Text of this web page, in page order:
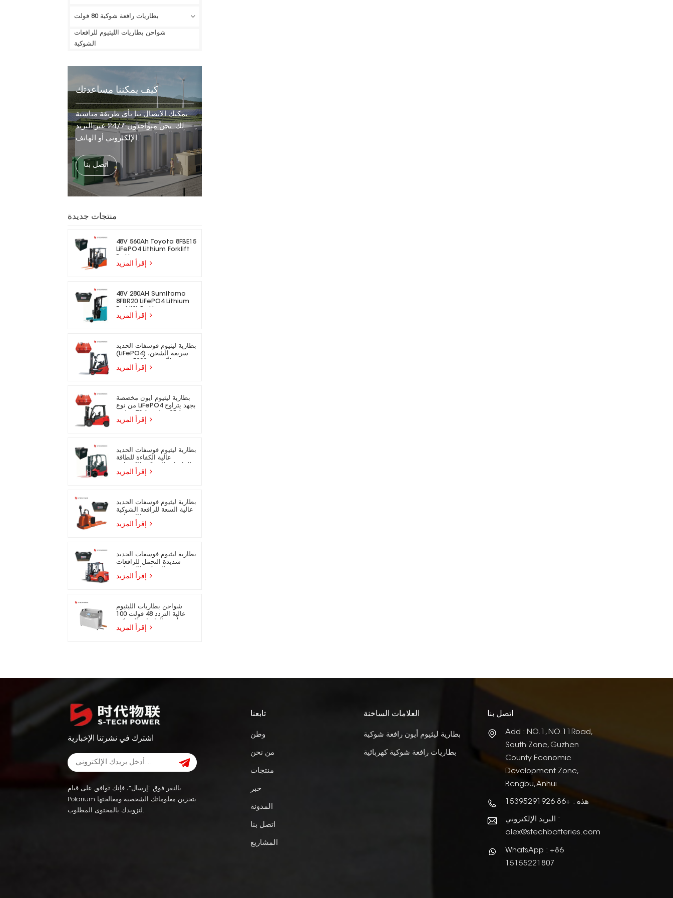
بطاريات رافعة شوكية 80 فولت
شواحن بطاريات الليثيوم للرافعات
الشوكية
كيف يمكننا مساعدتك
يمكنك الاتصال بنا بأي طريقة مناسبة
لك. نحن متواجدون 24/7 عبر البريد
الإلكتروني أو الهاتف.
اتصل بنا
منتجات جديدة
48V 560Ah Toyota 8FBE15
LiFePO4 Lithium Forklift
48V 280AH Sumitomo
8FBR20 LiFePO4 Lithium
بطارية ليثيوم فوسفات الحديد
(LiFePO4) سريعة الشحن،
مناسبة للرافعات الشوكية
بطارية ليثيوم أيون مخصصة
من نوع LiFePO4 بجهد يتراوح
مناسبة للرافعات الشوكية
بطارية ليثيوم فوسفات الحديد
عالية الكفاءة للطاقة
بطارية ليثيوم فوسفات الحديد
عالية السعة للرافعة الشوكية
بطارية ليثيوم فوسفات الحديد
شديدة التحمل للرافعات
شواحن بطاريات الليثيوم
عالية التردد 48 فولت 100
أمبير للرافعات الشوكية
اشترك في نشرتنا الإخبارية
بالنقر فوق "إرسال"، فإنك توافق على قيام
Polarium بتخزين معلوماتك الشخصية ومعالجتها
لتزويدك بالمحتوى المطلوب.
تابعنا
وطن
من نحن
منتجات
خبر
المدونة
اتصل بنا
المشاريع
العلامات الساخنة
بطارية ليثيوم أيون رافعة شوكية
بطاريات رافعة شوكية كهربائية
اتصل بنا
Add : NO.1, NO.11Road,
South Zone, Guzhen
County Economic
Development Zone,
Bengbu, Anhui
هذه : +86 15395291926
البريد الإلكتروني :
alex@stechbatteries.com
WhatsApp : +86
15155221807